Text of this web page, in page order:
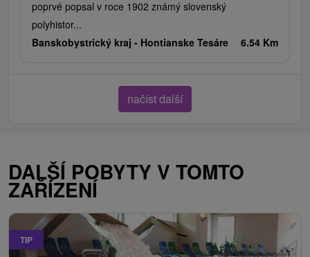
poprvé popsal v roce 1902 známý slovenský
polyhistor...
Banskobystrický kraj - Hontianske Tesáre 6.54 Km
načíst další
DALŠÍ POBYTY V TOMTO
ZAŘÍZENÍ
TIP